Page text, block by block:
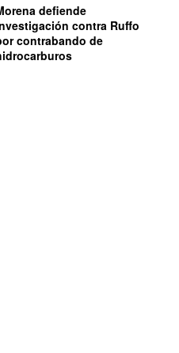
defiende
contra Ruffo
contrabando de